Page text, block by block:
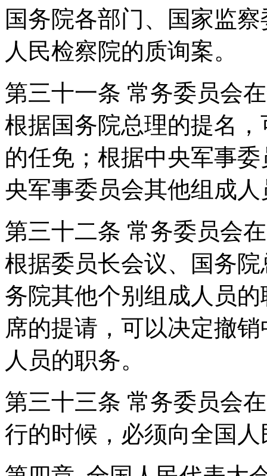
国务院各部门、国家监
人民检察院的质询案。
第三十一条 常务委员会
根据国务院总理的提名
的任免；根据中央军事
央军事委员会其他组成
第三十二条 常务委员会
根据委员长会议、国务
务院其他个别组成人员
席的提请，可以决定撤
人员的职务。
第三十三条 常务委员会
行的时候，必须向全国